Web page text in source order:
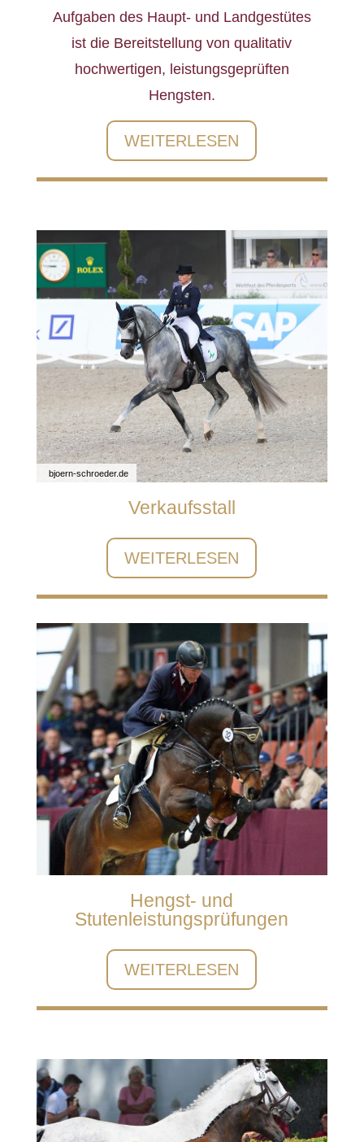
Aufgaben des Haupt- und Landgestütes
ist die Bereitstellung von qualitativ
hochwertigen, leistungsgeprüften
Hengsten.
WEITERLESEN
bjoern-schroeder.de
Verkaufsstall
WEITERLESEN
Hengst- und
Stutenleistungsprüfungen
WEITERLESEN